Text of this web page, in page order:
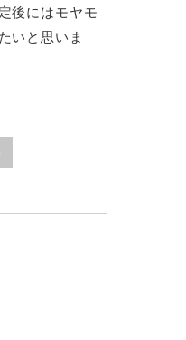
後にはモヤモ
いと思いま